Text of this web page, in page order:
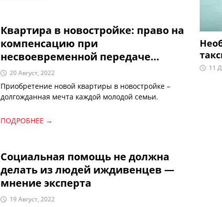
пребывания и жительства, за исключением
ограничений, установленных законом. О сути и
значении этих изменений рассказывает профессор
Ташкентского государственного юридического
Мухамеджанов.
Квартира в новостройке: право на
компенсацию при
несвоевременной передаче
объекта
20 Август, 2022
Приобретение новой квартиры в новостройке –
долгожданная мечта каждой молодой семьи.
ПОДРОБНЕЕ →
Социальная помощь не должна
делать из людей иждивенцев —
мнение эксперта
19 Август, 2022
11